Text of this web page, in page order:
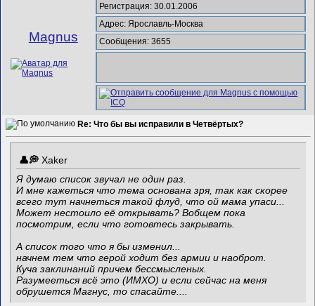
Magnus
Регистрация: 30.01.2006
Адрес: Ярославль-Москва
Сообщения: 3655
Re: Что бы вы исправили в Четвёртых?
Xaker
Я думаю список звучал не один раз.
И мне кажеться что тема основана зря, так как скорее
всего тут начнеться такой флуд, что ой мама упаси...
Может нестоило её открывать? Вобщем пока
посмотрим, если что готовтесь закрывать.
А список того что я бы изменил...
начнем тем что герой ходит без армии и наоброт.
Куча заклинаний причем бессмысленых.
Разумееться всё это (ИМХО) и если сейчас на меня
обрушется Магнус, то спасайте....